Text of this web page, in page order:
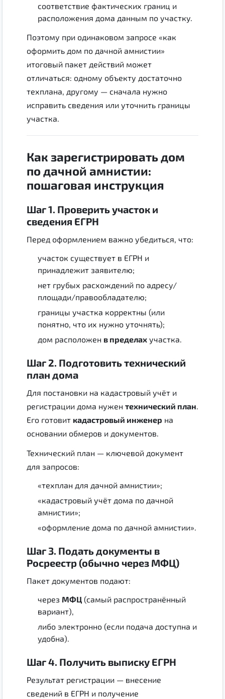
соответствие фактических границ и
расположения дома данным по участку.
Поэтому при одинаковом запросе «как
оформить дом по дачной амнистии»
итоговый пакет действий может
отличаться: одному объекту достаточно
техплана, другому — сначала нужно
исправить сведения или уточнить границы
участка.
Как зарегистрировать дом
по дачной амнистии:
пошаговая инструкция
Шаг 1. Проверить участок и
сведения ЕГРН
Перед оформлением важно убедиться, что:
участок существует в ЕГРН и
принадлежит заявителю;
нет грубых расхождений по адресу/
площади/правообладателю;
границы участка корректны (или
понятно, что их нужно уточнять);
дом расположен в пределах участка.
Шаг 2. Подготовить технический
план дома
Для постановки на кадастровый учёт и
регистрации дома нужен технический план.
Его готовит кадастровый инженер на
основании обмеров и документов.
Технический план — ключевой документ
для запросов:
«техплан для дачной амнистии»;
«кадастровый учёт дома по дачной
амнистии»;
«оформление дома по дачной амнистии».
Шаг 3. Подать документы в
Росреестр (обычно через МФЦ)
Пакет документов подают:
через МФЦ (самый распространённый
вариант),
либо электронно (если подача доступна и
удобна).
Шаг 4. Получить выписку ЕГРН
Результат регистрации — внесение
сведений в ЕГРН и получение